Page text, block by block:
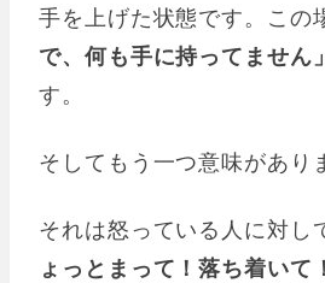
手を上げた状態です。この
で、何も手に持ってません」
す。
そしてもう一つ意味があり
それは怒っている人に対し
ょっとまって！落ち着いて